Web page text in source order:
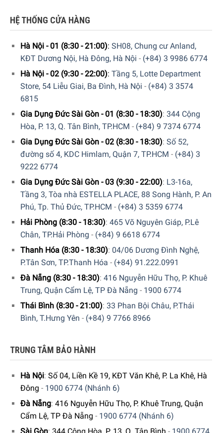
Bộ lọc hút khí có thể tháo rời giúp vệ sinh máy nhanh và dễ
dàng
Bộ lọc hút khí có thể tháo rời của máy sấy tóc Philips
HP8233/00 giúp bạn bảo trì dễ dàng. Chỉ cần bấm tắt để
vệ sinh máy. Vệ sinh máy thường xuyên sẽ ngăn được việc
khô.
HỆ THỐNG CỬA HÀNG
Hà Nội - 01 (8:30 - 21:00): SH08, Chung cư Anland,
KĐT Dương Nội, Hà Đông, Hà Nội - (+84) 3 9986 6774
Hà Nội - 02 (9:30 - 22:00): Tầng 5, Lotte Department
Store, 54 Liễu Giai, Ba Đình, Hà Nội - (+84) 3 3574
6815
Gia Dụng Đức Sài Gòn - 01 (8:30 - 18:30): 344 Cộng
Hòa, P. 13, Q. Tân Bình, TP.HCM - (+84) 9 7374 6774
Gia Dụng Đức Sài Gòn - 02 (8:30 - 18:30): Số 52,
đường số 4, KDC Himlam, Quận 7, TP.HCM - (+84) 3
9222 6774
Gia Dụng Đức Sài Gòn - 03 (9:30 - 22:00): L3-16a,
Tầng 3, Tòa nhà ESTELLA PLACE, 88 Song Hành, P. An
Phú, Tp. Thủ Đức, TP.HCM - (+84) 3 5359 6774
Hải Phòng (8:30 - 18:30): 465 Võ Nguyên Giáp, P.Lê
Chân, TP.Hải Phòng - (+84) 9 6618 6774
Thanh Hóa (8:30 - 18:30): 04/06 Dương Đình Nghệ,
P.Tân Sơn, TP.Thanh Hóa - (+84) 91.222.0991
Đà Nẵng (8:30 - 18:30): 416 Nguyễn Hữu Thọ, P. Khuê
Trung, Quận Cẩm Lệ, TP Đà Nẵng - 1900 6774
Thái Bình (8:30 - 21:00): 33 Phan Bội Châu, P.Thái
Bình, T.Hưng Yên - (+84) 9 7766 8966
TRUNG TÂM BẢO HÀNH
Hà Nội: Số 04, Liền Kề 19, KĐT Văn Khê, P. La Khê, Hà
Đông - 1900 6774 (Nhánh 6)
Đà Nẵng: 416 Nguyễn Hữu Thọ, P. Khuê Trung, Quận
Cẩm Lệ, TP Đà Nẵng - 1900 6774 (Nhánh 6)